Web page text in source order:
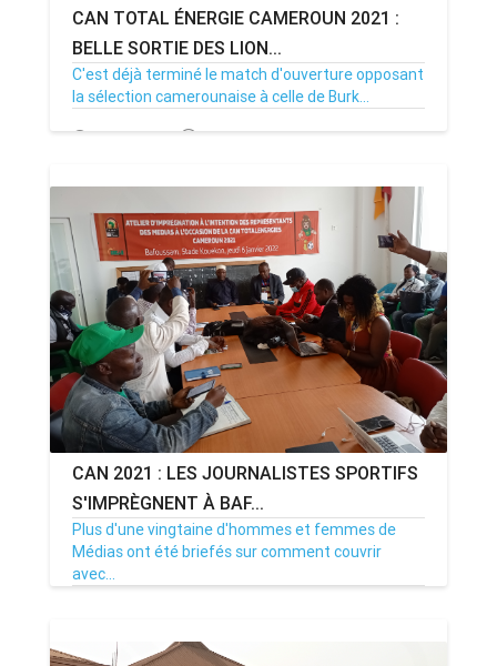
CAN TOTAL ÉNERGIE CAMEROUN 2021 :
BELLE SORTIE DES LION...
C'est déjà terminé le match d'ouverture opposant
la sélection camerounaise à celle de Burk...
09/01/22 Par MenouActu 0
CAN 2021 : LES JOURNALISTES SPORTIFS
S'IMPRÈGNENT À BAF...
Plus d'une vingtaine d'hommes et femmes de
Médias ont été briefés sur comment couvrir
avec...